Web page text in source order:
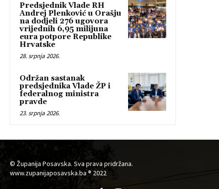
Predsjednik Vlade RH
Andrej Plenković u Orašju
na dodjeli 276 ugovora
vrijednih 6,95 milijuna
eura potpore Republike
Hrvatske
28. srpnja 2026.
Održan sastanak
predsjednika Vlade ŽP i
federalnog ministra
pravde
23. srpnja 2026.
© Županija Posavska. Sva prava pridržana.
www.zupanijaposavska.ba ® 2022